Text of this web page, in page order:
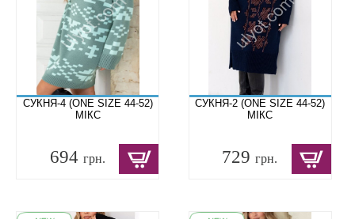
СУКНЯ-4 (ONE SIZE 44-52)
МІКС
694 грн.
СУКНЯ-2 (ONE SIZE 44-52)
МІКС
729грн.